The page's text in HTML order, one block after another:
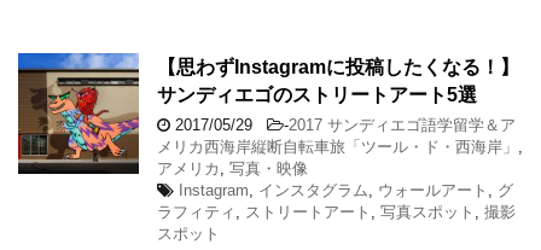
【思わずInstagramに投稿したくなる！】
サンディエゴのストリートアート5選
2017/05/29 -2017 サンディエゴ語学留学＆ア
メリカ西海岸縦断自転車旅「ツール・ド・西海岸」
アメリカ
写真・映像
Instagram
インスタグラム ウォールアート
グ
ラフィティ
ストリートアート 写真スポット
撮影
スポット